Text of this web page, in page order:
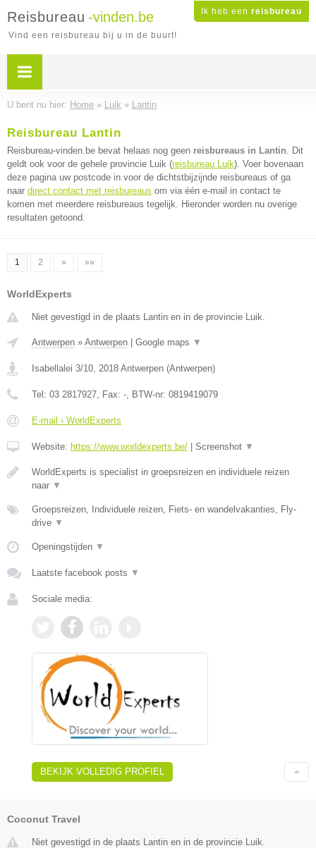
Ik heb een reisbureau
Reisbureau -vinden.be
Vind een reisbureau bij u in de buurt!
U bent nu hier: Home » Luik » Lantin
Reisbureau Lantin
Reisbureau-vinden.be bevat helaas nog geen reisbureaus in Lantin. Dit
geldt ook voor de gehele provincie Luik (reisbureau Luik). Voer bovenaan
deze pagina uw postcode in voor de dichtstbijzijnde reisbureaus of ga
naar direct contact met reisbureaus om via één e-mail in contact te
komen met meerdere reisbureaus tegelijk. Hieronder worden nu overige
resultaten getoond.
1 2 » »»
WorldExperts
Niet gevestigd in de plaats Lantin en in de provincie Luik.
Antwerpen » Antwerpen Google maps ▼
Isabellalei 3/10, 2018 Antwerpen (Antwerpen)
Tel: 03 2817927, Fax: -, BTW-nr: 0819419079
E-mail › WorldExperts
Website: https://www.worldexperts.be/ Screenshot ▼
WorldExperts is specialist in groepsreizen en individuele reizen
naar ▼
Groepsreizen, Individuele reizen, Fiets- en wandelvakanties, Fly-
drive ▼
Openingstijden ▼
Laatste facebook posts ▼
Sociale media:
BEKIJK VOLLEDIG PROFIEL
Coconut Travel
Niet gevestigd in de plaats Lantin en in de provincie Luik.